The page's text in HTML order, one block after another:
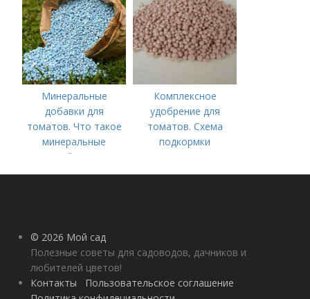
удобрения для
помидор
Минеральные
добавки для
томатов. Что такое
минеральные
удобрения
Комплексное
удобрение для
томатов. Схема
подкормки
рассады до сбора
© 2026 Мой сад
Полезные советы для садоводов, дачников и
любителей цветов!
Контакты
Пользовательское соглашение